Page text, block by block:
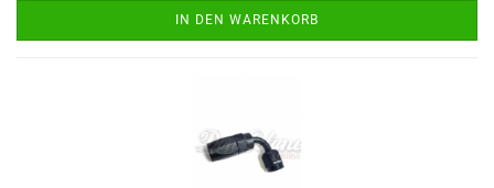
IN DEN WARENKORB